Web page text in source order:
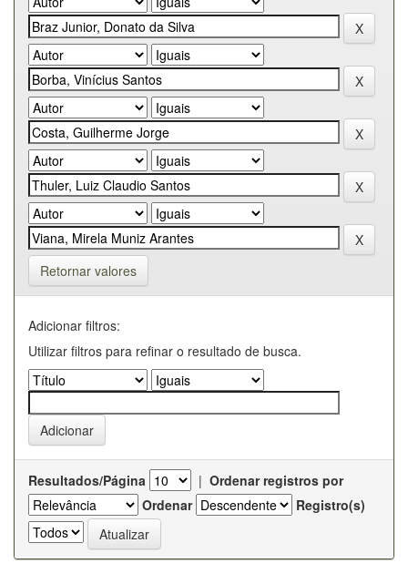
Retornar valores
Adicionar filtros:
Utilizar filtros para refinar o resultado de busca.
Resultados/Página | Ordenar registros por
Ordenar
Registro(s)